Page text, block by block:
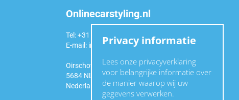
Onlinecarstyling.nl
Tel: +31 (0)6 54 98 49 99
E-mail: info@onlinecarstyling.nl
Oirschotseweg 92a
5684 NL Best
Nederland
Privacy informatie
Lees onze privacyverklaring
voor belangrijke informatie over
de manier waarop wij uw
gegevens verwerken.